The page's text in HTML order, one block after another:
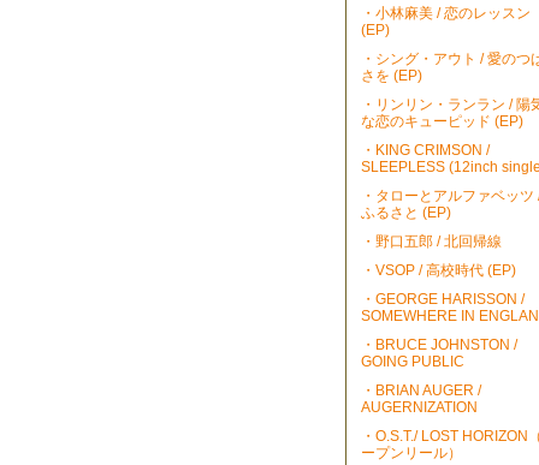
・小林麻美 / 恋のレッスン
(EP)
・シング・アウト / 愛のつ
さを (EP)
・リンリン・ランラン / 陽
な恋のキューピッド (EP)
・KING CRIMSON /
SLEEPLESS (12inch
・タローとアルファベッツ
ふるさと (EP)
・野口五郎 / 北回帰線
・VSOP / 高校時代 (EP)
・GEORGE HARISSON /
SOMEWHERE IN
・BRUCE JOHNSTON /
GOING PUBLIC
・BRIAN AUGER /
AUGERNIZATION
・O.S.T./ LOST HORIZON
ープンリール）